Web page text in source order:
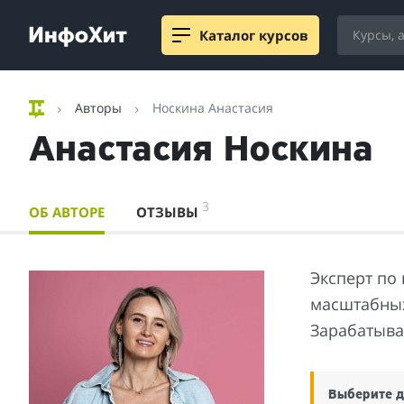
Каталог курсов
Авторы Носкина Анастасия
Анастасия Носкина
ОБ АВТОРЕ ОТЗЫВЫ 3
Эксперт
Выберите